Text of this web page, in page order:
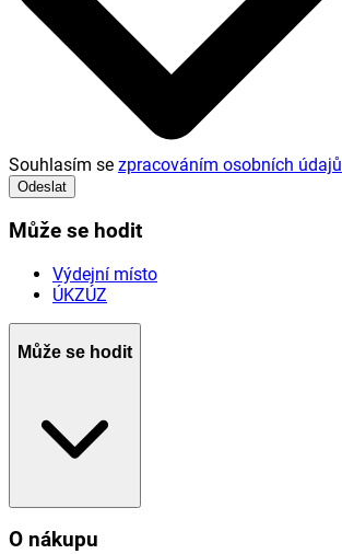
Souhlasím se zpracováním osobních údajů
Odeslat
Může se hodit
Výdejní místo
ÚKZÚZ
Může se hodit
O nákupu